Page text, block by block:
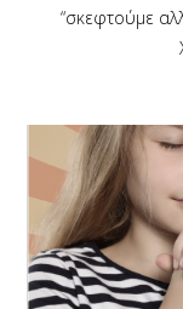
“σκεφτούμε